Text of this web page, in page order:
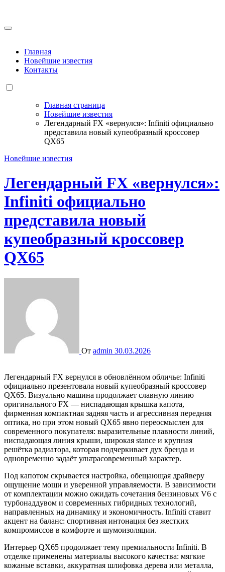
содержанию
Главная
Новейшие известия
Контакты
Главная страница
Новейшие известия
Легендарный FX «вернулся»: Infiniti официально
представила новый купеобразный кроссовер
QX65
Новейшие известия
Легендарный FX «вернулся»:
Infiniti официально
представила новый
купеобразный кроссовер
QX65
От admin 30.03.2026
Легендарный FX вернулся в обновлённом обличье: Infiniti
официально презентовала новый купеобразный кроссовер
QX65. Визуально машина продолжает славную линию
оригинального FX — ниспадающая крышка капота,
фирменная компактная задняя часть и агрессивная передняя
оптика, но при этом новый QX65 явно переосмыслен для
современного покупателя: выразительные плавности линий,
ниспадающая линия крыши, широкая stance и крупная
решётка радиатора, которая подчеркивает дух бренда и
одновременно задаёт ультрасовременный характер.
Под капотом скрывается настройка, обещающая драйверу
ощущение мощи и уверенной управляемости. В зависимости
от комплектации можно ожидать сочетания бензиновых V6 с
турбонаддувом и современных гибридных технологий,
направленных на динамику и экономичность. Infiniti ставит
акцент на баланс: спортивная интонация без жестких
компромиссов в комфорте и шумоизоляции.
Интерьер QX65 продолжает тему премиальности Infiniti. В
отделке применены материалы высокого качества: мягкие
кожаные вставки, аккуратная шлифовка дерева или металла,